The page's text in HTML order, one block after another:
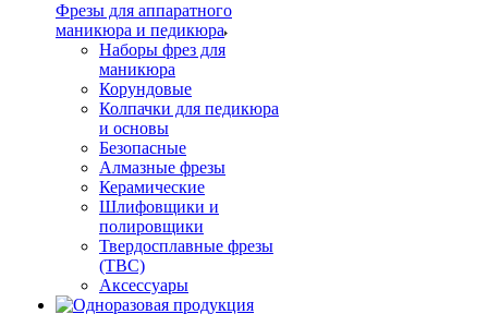
Фрезы для аппаратного
маникюра и педикюра
Наборы фрез для
маникюра
Корундовые
Колпачки для педикюра
и основы
Безопасные
Алмазные фрезы
Керамические
Шлифовщики и
полировщики
Твердосплавные фрезы
(ТВС)
Аксессуары